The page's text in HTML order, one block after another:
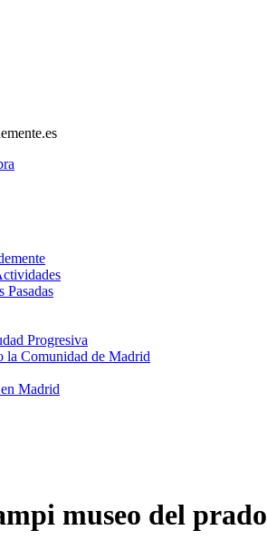
Pasadas
Progresiva
la Comunidad de Madrid
Madrid
museo del prado